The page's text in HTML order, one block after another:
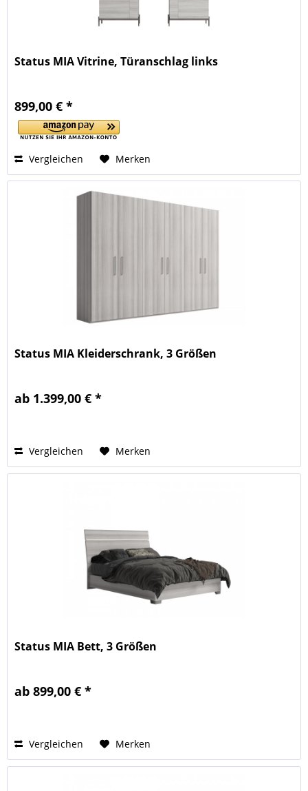
Status MIA Vitrine, Türanschlag links
899,00 € *
Vergleichen Merken
Status MIA Kleiderschrank, 3 Größen
ab 1.399,00 € *
Vergleichen Merken
Status MIA Bett, 3 Größen
ab 899,00 € *
Vergleichen Merken